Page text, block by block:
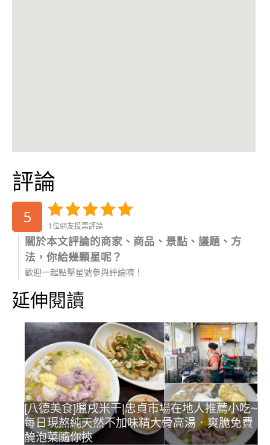
評論
5 1位網友投票評論
關於本文評論的商家、商品、景點、議題、方
法，你給幾顆星呢？
歡迎一起點擊星號參與評論唷！
延伸閱讀
[八德美食]臘戌米干|忠貞市場在地人推薦小吃~
每日現熬純天然不加味精大骨高湯．爽脆免費
醃泡菜隨你挾